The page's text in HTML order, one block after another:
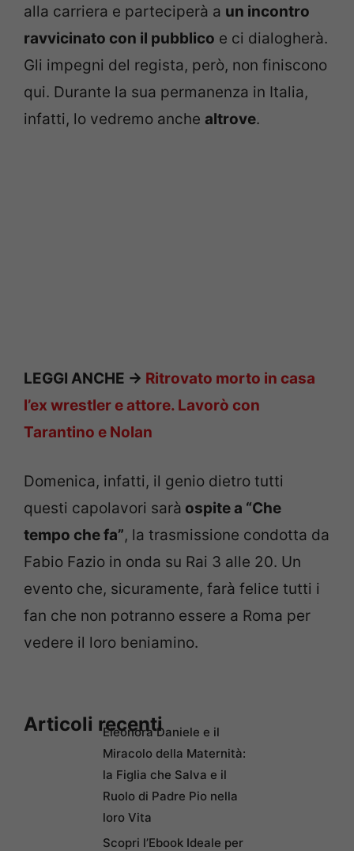
alla carriera e parteciperà a un incontro
ravvicinato con il pubblico e ci dialogherà.
Gli impegni del regista, però, non finiscono
qui. Durante la sua permanenza in Italia,
infatti, lo vedremo anche altrove.
LEGGI ANCHE -> Ritrovato morto in casa
l’ex wrestler e attore. Lavorò con
Tarantino e Nolan
Domenica, infatti, il genio dietro tutti
questi capolavori sarà ospite a “Che
tempo che fa”, la trasmissione condotta da
Fabio Fazio in onda su Rai 3 alle 20. Un
evento che, sicuramente, farà felice tutti i
fan che non potranno essere a Roma per
vedere il loro beniamino.
Articoli recentiEleonora Daniele e il
Miracolo della Maternità:
la Figlia che Salva e il
Ruolo di Padre Pio nella
loro Vita
Scopri l’Ebook Ideale per